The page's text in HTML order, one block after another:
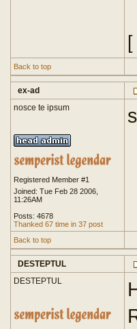
Back to top
ex-ad
nosce te ipsum
Registered Member #1
Joined: Tue Feb 28 2006,
11:26AM
Posts: 4678
Thanked 67 time in 37 post
Back to top
DESTEPTUL
DESTEPTUL